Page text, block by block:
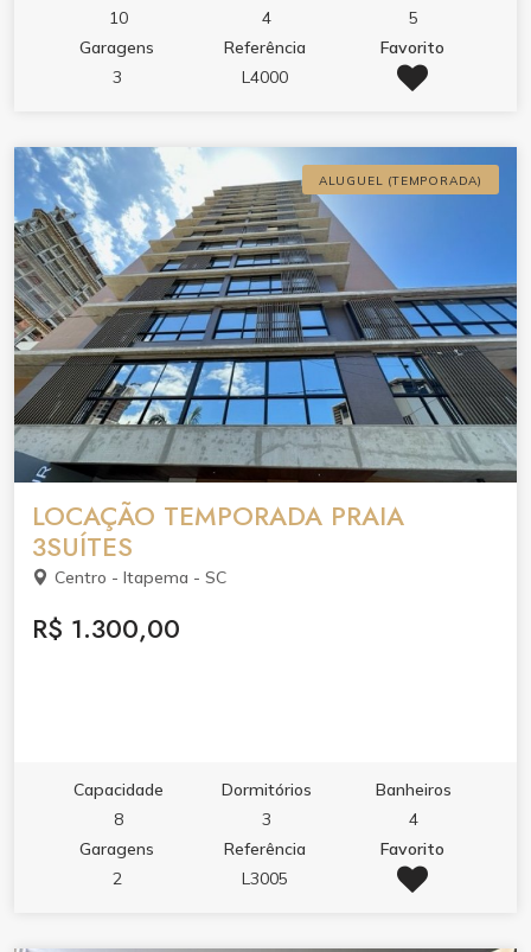
10
4
5
Garagens
3
Referência
L4000
Favorito
ALUGUEL (TEMPORADA)
LOCAÇÃO TEMPORADA PRAIA
3SUÍTES
Centro - Itapema - SC
R$ 1.300,00
Capacidade
8
Dormitórios
3
Banheiros
4
Garagens
2
Referência
L3005
Favorito